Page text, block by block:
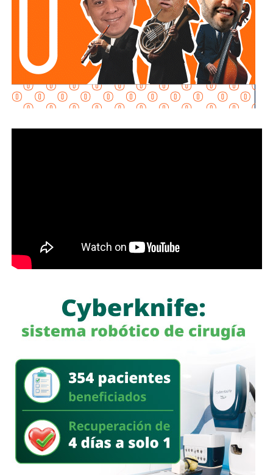
Martínez Acosta señaló quela dependencia mantiene
disposición para que Uber complete el procedimiento
y pueda operar conforme a la ley, por lo que descartó que
exista una postura de persecución hacia la empresa.
“No es un tema de persecución ni de cacería. Al contrario,
buscamos que ellos mismos nos ayuden a que la
a quienes se les ha explicado el proceso de
regularización.
deja a los propios conductores en una situación de
vulnerabilidad,al no contar con las condiciones legales
previstas por la normativa estatal.
“Es la empresa la que no cumple con lo que las leyes
locales establecen y eso deja a los operadores en estado
de indefensión”, señaló.